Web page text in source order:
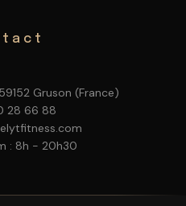
Gruson (France)
28 66 88
: 8h - 20h30